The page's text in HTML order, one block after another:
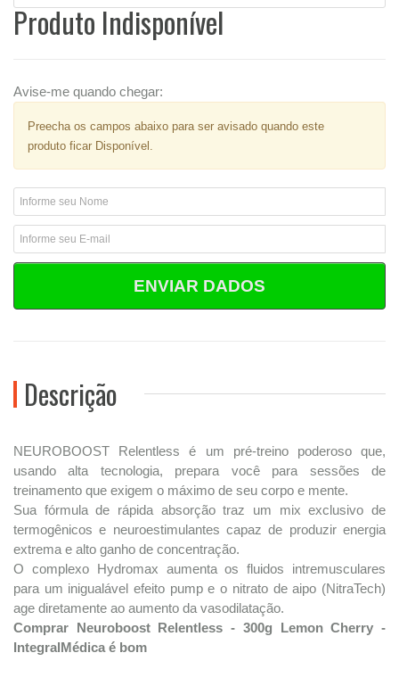
Produto Indisponível
Avise-me quando chegar:
Preecha os campos abaixo para ser avisado quando este
produto ficar Disponível.
ENVIAR DADOS
Descrição
NEUROBOOST Relentless é um pré-treino poderoso que,
usando alta tecnologia, prepara você para sessões de
treinamento que exigem o máximo de seu corpo e mente.
Sua fórmula de rápida absorção traz um mix exclusivo de
termogênicos e neuroestimulantes capaz de produzir energia
extrema e alto ganho de concentração.
O complexo Hydromax aumenta os fluidos intremusculares
para um inigualável efeito pump e o nitrato de aipo (NitraTech)
age diretamente ao aumento da vasodilatação.
Comprar Neuroboost Relentless - 300g Lemon Cherry -
IntegralMédica é bom